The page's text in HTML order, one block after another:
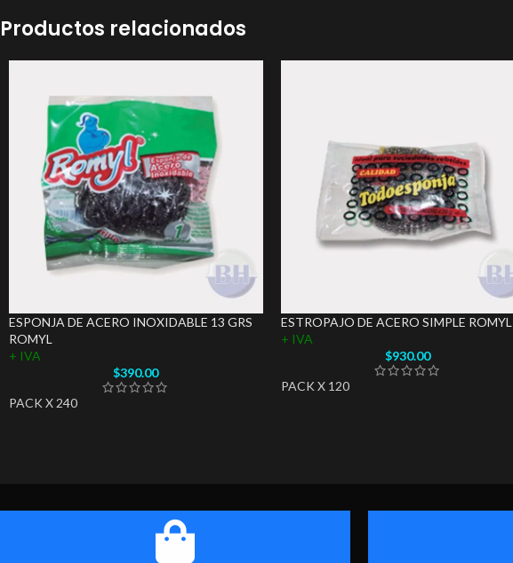
Productos relacionados
ESPONJA DE ACERO INOXIDABLE 13 GRS
ROMYL
+ IVA
$390.00
PACK X 240
ESTROPAJO DE ACERO SIMPLE ROMYL
+ IVA
$930.00
PACK X 120